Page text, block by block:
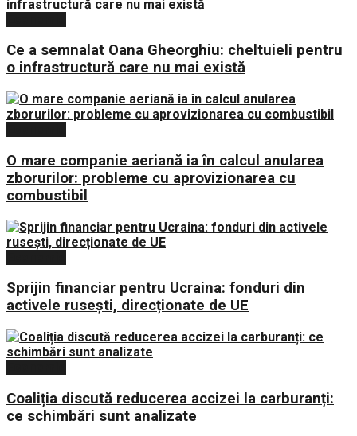
Ce a semnalat Oana Gheorghiu: cheltuieli pentru
o infrastructură care nu mai există
O mare companie aeriană ia în calcul anularea
zborurilor: probleme cu aprovizionarea cu
combustibil
Sprijin financiar pentru Ucraina: fonduri din
activele rusești, direcționate de UE
Coaliția discută reducerea accizei la carburanți:
ce schimbări sunt analizate